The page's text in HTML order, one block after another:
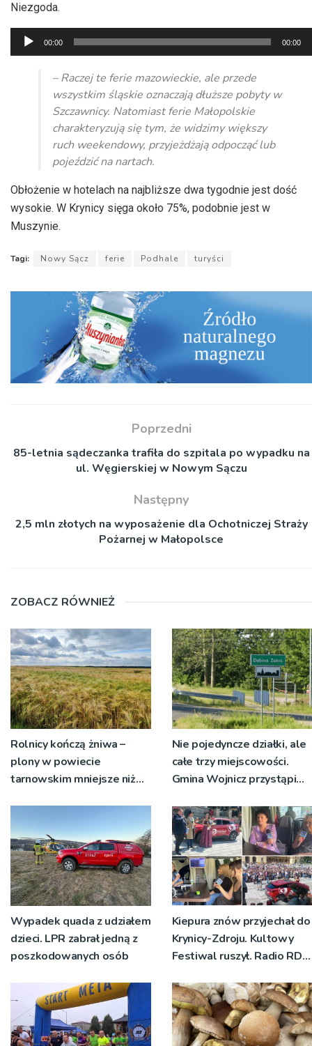
Niezgoda.
Odtwarzacz
plików
dźwiękowych
00:00 00:00
– Raczej te ferie mazowieckie, ale przede
wszystkim śląskie oznaczają dłuższe pobyty w
Szczawnicy. Natomiast ferie Małopolskie
charakteryzują się tym, że widzimy większy
ruch weekendowy, przyjeżdżają odpocząć lub
pojeździć na nartach.
Obłożenie w hotelach na najbliższe dwa tygodnie jest dość
wysokie. W Krynicy sięga około 75%, podobnie jest w
Muszynie.
Tagi: Nowy Sącz ferie Podhale turyści
Poprzedni
85-letnia sądeczanka trafiła do szpitala po wypadku na
ul. Węgierskiej w Nowym Sączu
Następny
2,5 mln złotych na wyposażenie dla Ochotniczej Straży
Pożarnej w Małopolsce
ZOBACZ RÓWNIEŻ
Rolnicy kończą żniwa –
plony w powiecie
tarnowskim mniejsze niż
Nie pojedyncze działki, ale
całe trzy miejscowości.
Gmina Wojnicz przystąpi
planistycznych
Wypadek quada z udziałem
dzieci. LPR zabrał jedną z
poszkodowanych osób
Kiepura znów przyjechał do
Krynicy-Zdroju. Kultowy
Festiwal ruszył. Radio RDN
żywo [ZDJĘCIA]